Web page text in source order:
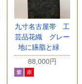
九寸名古屋帯 工
芸品花織 グレー
地に臙脂と緑
88,000円